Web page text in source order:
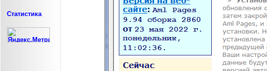
Статистика